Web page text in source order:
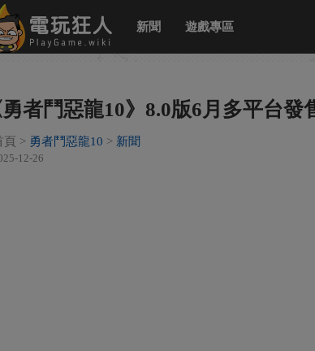
新聞 遊戲專區
勇者鬥惡龍10》8.0版6月多平台
頁 勇者鬥惡龍10 新聞
12-26